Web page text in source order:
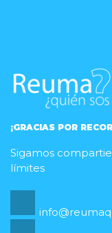
¡GRACIAS POR
Sigamos
límites